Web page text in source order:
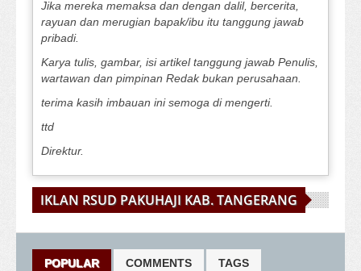
Jika mereka memaksa dan dengan dalil, bercerita,
rayuan dan merugian bapak/ibu itu tanggung jawab
pribadi.
Karya tulis, gambar, isi artikel tanggung jawab Penulis,
wartawan dan pimpinan Redak bukan perusahaan.
terima kasih imbauan ini semoga di mengerti.
ttd
Direktur.
IKLAN RSUD PAKUHAJI KAB. TANGERANG
POPULAR COMMENTS TAGS